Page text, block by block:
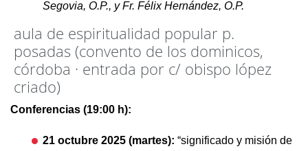
Segovia, O.P., y Fr. Félix Hernández, O.P.
aula de espiritualidad popular p.
posadas (convento de los dominicos,
córdoba · entrada por c/ obispo lópez
criado)
Conferencias (19:00 h):
21 octubre 2025 (martes): “significado y misión de